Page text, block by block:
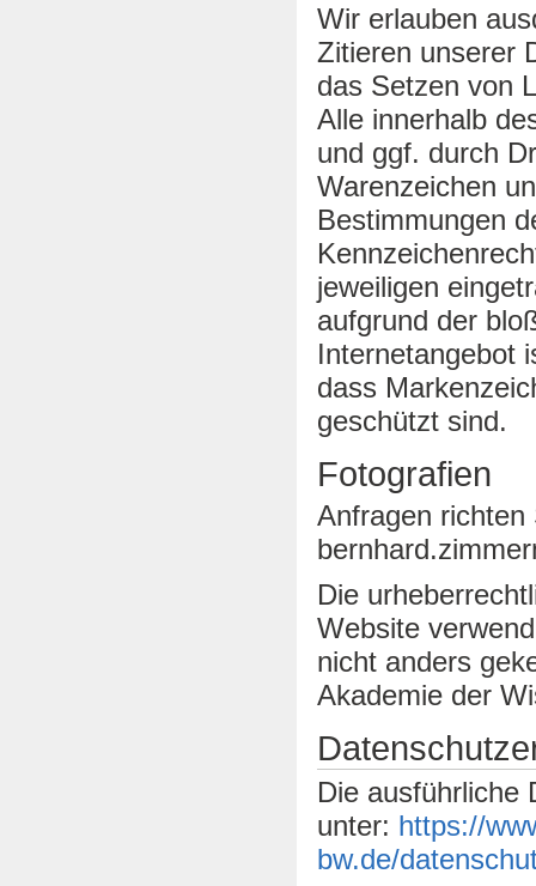
Wir erlauben
Zitieren unserer
das Setzen von
Alle innerhalb
und ggf. durch
Warenzeichen
Bestimmungen
jeweiligen
aufgrund der
Internetangebot
dass
geschützt sind.
Fotografien
Anfragen richten
Die
Website
nicht anders
Akademie der
Die ausführliche
unter: https://
bw.de/